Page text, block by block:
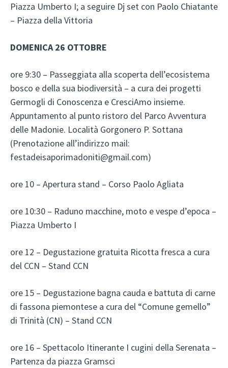
Piazza Umberto I; a seguire Dj set con Paolo Chiatante
– Piazza della Vittoria
DOMENICA 26 OTTOBRE
ore 9:30 – Passeggiata alla scoperta dell’ecosistema
bosco e della sua biodiversità – a cura dei progetti
Germogli di Conoscenza e CresciAmo insieme.
Appuntamento al punto ristoro del Parco Avventura
delle Madonie. Località Gorgonero P. Sottana
(Prenotazione all’indirizzo mail:
festadeisaporimadoniti@gmail.com)
ore 10 – Apertura stand – Corso Paolo Agliata
ore 10:30 – Raduno macchine, moto e vespe d’epoca –
Piazza Umberto I
ore 12 – Degustazione gratuita Ricotta fresca a cura
del CCN – Stand CCN
ore 15 – Degustazione bagna cauda e battuta di carne
di fassona piemontese a cura del “Comune gemello”
di Trinità (CN) – Stand CCN
ore 16 – Spettacolo Itinerante I cugini della Serenata –
Partenza da piazza Gramsci